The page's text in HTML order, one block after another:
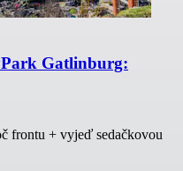
Gatlinburg:
frontu + vyjeď sedačkovou